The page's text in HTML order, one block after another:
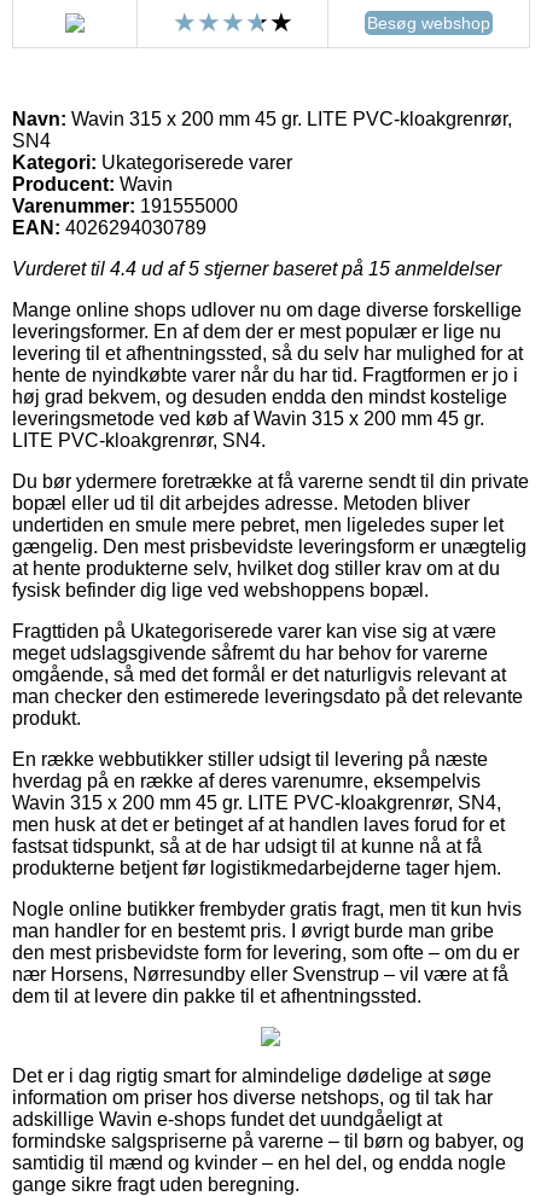
Besøg webshop
Navn: Wavin 315 x 200 mm 45 gr. LITE PVC-kloakgrenrør,
SN4
Kategori: Ukategoriserede varer
Producent: Wavin
Varenummer: 191555000
EAN: 4026294030789
Vurderet til 4.4 ud af 5 stjerner baseret på 15 anmeldelser
Mange online shops udlover nu om dage diverse forskellige
leveringsformer. En af dem der er mest populær er lige nu
levering til et afhentningssted, så du selv har mulighed for at
hente de nyindkøbte varer når du har tid. Fragtformen er jo i
høj grad bekvem, og desuden endda den mindst kostelige
leveringsmetode ved køb af Wavin 315 x 200 mm 45 gr.
LITE PVC-kloakgrenrør, SN4.
Du bør ydermere foretrække at få varerne sendt til din private
bopæl eller ud til dit arbejdes adresse. Metoden bliver
undertiden en smule mere pebret, men ligeledes super let
gængelig. Den mest prisbevidste leveringsform er unægtelig
at hente produkterne selv, hvilket dog stiller krav om at du
fysisk befinder dig lige ved webshoppens bopæl.
Fragttiden på Ukategoriserede varer kan vise sig at være
meget udslagsgivende såfremt du har behov for varerne
omgående, så med det formål er det naturligvis relevant at
man checker den estimerede leveringsdato på det relevante
produkt.
En række webbutikker stiller udsigt til levering på næste
hverdag på en række af deres varenumre, eksempelvis
Wavin 315 x 200 mm 45 gr. LITE PVC-kloakgrenrør, SN4,
men husk at det er betinget af at handlen laves forud for et
fastsat tidspunkt, så at de har udsigt til at kunne nå at få
produkterne betjent før logistikmedarbejderne tager hjem.
Nogle online butikker frembyder gratis fragt, men tit kun hvis
man handler for en bestemt pris. I øvrigt burde man gribe
den mest prisbevidste form for levering, som ofte – om du er
nær Horsens, Nørresundby eller Svenstrup – vil være at få
dem til at levere din pakke til et afhentningssted.
Det er i dag rigtig smart for almindelige dødelige at søge
information om priser hos diverse netshops, og til tak har
adskillige Wavin e-shops fundet det uundgåeligt at
formindske salgspriserne på varerne – til børn og babyer, og
samtidig til mænd og kvinder – en hel del, og endda nogle
gange sikre fragt uden beregning.